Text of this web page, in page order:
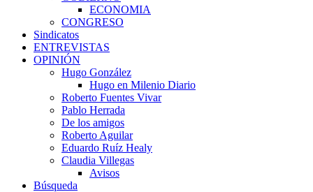
ECONOMIA
CONGRESO
Sindicatos
ENTREVISTAS
OPINIÓN
Hugo González
Hugo en Milenio Diario
Roberto Fuentes Vivar
Pablo Herrada
De los amigos
Roberto Aguilar
Eduardo Ruíz Healy
Claudia Villegas
Avisos
Búsqueda